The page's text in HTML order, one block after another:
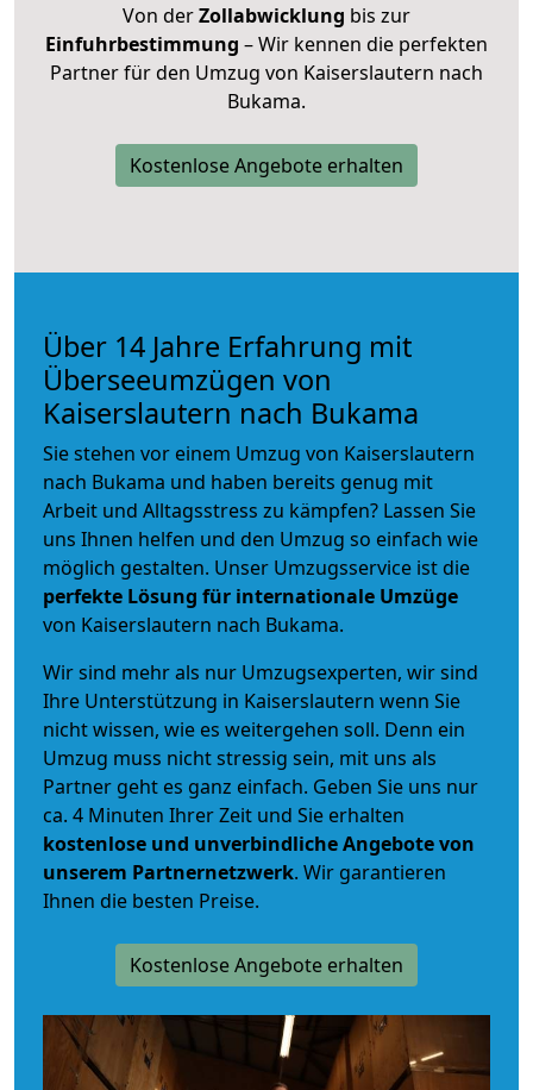
Von derZollabwicklung bis zur
Einfuhrbestimmung – Wir kennen die perfekten
Partner für den Umzug von Kaiserslautern nach
Bukama.
Kostenlose Angebote erhalten
Über 14 Jahre Erfahrung mit
Überseeumzügen von
Kaiserslautern nach Bukama
Sie stehen vor einem Umzug von Kaiserslautern
nach Bukama und haben bereits genug mit
Arbeit und Alltagsstress zu kämpfen? Lassen Sie
uns Ihnen helfen und den Umzug so einfach wie
möglich gestalten. Unser Umzugsservice ist die
perfekte Lösung für internationale Umzüge
von Kaiserslautern nach Bukama.
Wir sind mehr als nur Umzugsexperten, wir sind
Ihre Unterstützung in Kaiserslautern wenn Sie
nicht wissen, wie es weitergehen soll. Denn ein
Umzug muss nicht stressig sein, mit uns als
Partner geht es ganz einfach. Geben Sie uns nur
ca. 4 Minuten Ihrer Zeit und Sie erhalten
kostenlose und unverbindlicheAngebote von
unserem Partnernetzwerk. Wir garantieren
Ihnen die besten Preise.
Kostenlose Angebote erhalten